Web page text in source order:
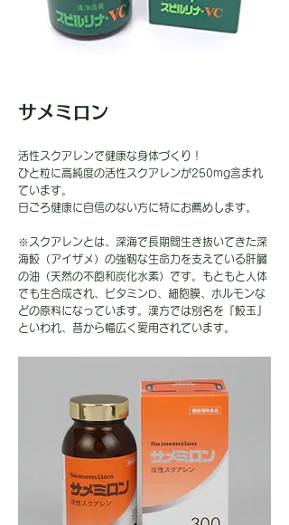
サメミロン
活性スクアレンで健康な身体づくり！
ひと粒に高純度の活性スクアレンが250mg含まれ
ています。
日ごろ健康に自信のない方に特にお薦めします。
※スクアレンとは、深海で長期間生き抜いてきた深
海鮫（アイザメ）の強靭な生命力を支えている肝臓
の油（天然の不飽和炭化水素）です。もともと人体
でも生合成され、ビタミンD、細胞膜、ホルモンな
どの原料になっています。漢方では別名を『鮫玉』
といわれ、昔から幅広く愛用されています。